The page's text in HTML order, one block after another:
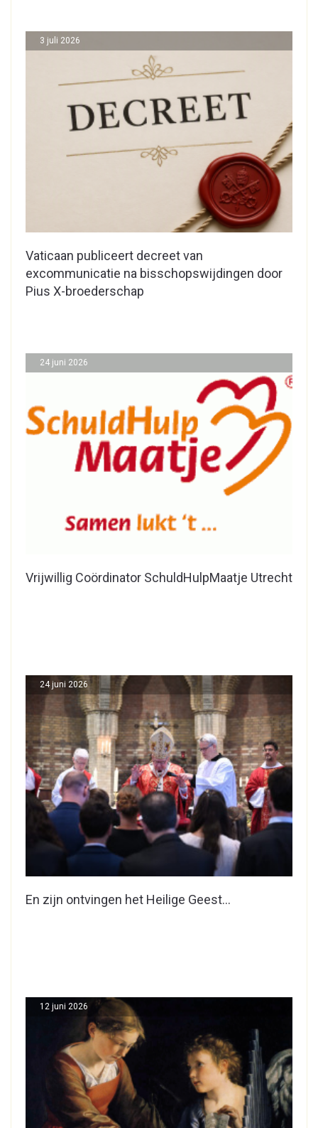
Vaticaan publiceert decreet van
excommunicatie na bisschopswijdingen door
Pius X-broederschap
3 juli 2026
Vrijwillig Coördinator SchuldHulpMaatje Utrecht
24 juni 2026
En zijn ontvingen het Heilige Geest…
24 juni 2026
12 juni 2026